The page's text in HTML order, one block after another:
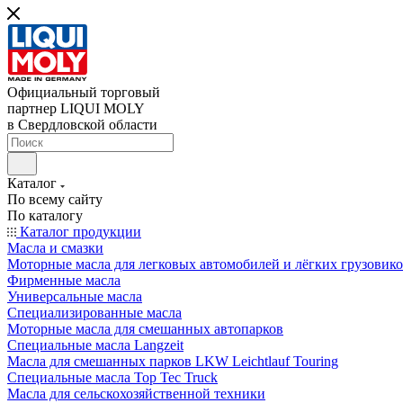
Официальный торговый
партнер LIQUI MOLY
в Свердловской области
Каталог
По всему сайту
По каталогу
Каталог продукции
Масла и смазки
Моторные масла для легковых автомобилей и лёгких
Фирменные масла
Универсальные масла
Специализированные масла
Моторные масла для смешанных автопарков
Специальные масла Langzeit
Масла для смешанных парков LKW Leichtlauf Touring
Специальные масла Top Tec Truck
Масла для сельскохозяйственной техники